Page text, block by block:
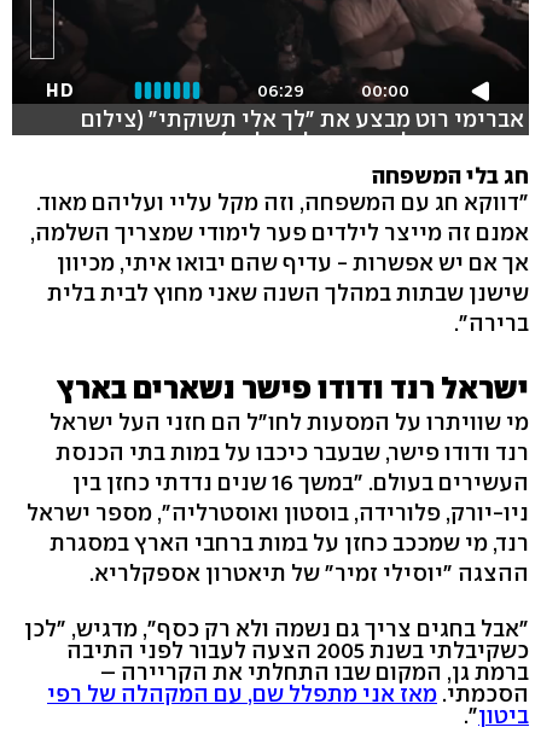
00:00
06:29
HD
אברימי רוט מבצע את "לך אלי תשוקתי" (צילום
ועריכה: אייל ציון - קולנוע לעם)
חג בלי המשפחה
"דווקא חג עם המשפחה, וזה מקל עליי ועליהם מאוד.
אמנם זה מייצר לילדים פער לימודי שמצריך השלמה,
אך אם יש אפשרות - עדיף שהם יבואו איתי, מכיוון
שישנן שבתות במהלך השנה שאני מחוץ לבית בלית
ברירה".
ישראל רנד ודודו פישר נשארים בארץ
מי שוויתרו על המסעות לחו"ל הם חזני העל ישראל
רנד ודודו פישר, שבעבר כיכבו על במות בתי הכנסת
העשירים בעולם. "במשך 16 שנים נדדתי כחזן בין
ניו-יורק, פלורידה, בוסטון ואוסטרליה", מספר ישראל
רנד, מי שמככב כחזן על במות ברחבי הארץ במסגרת
ההצגה "יוסילי זמיר" של תיאטרון אספקלריא.
"אבל בחגים צריך גם נשמה ולא רק כסף", מדגיש, "לכן
כשקיבלתי בשנת 2005 הצעה לעבור לפני התיבה
ברמת גן, המקום שבו התחלתי את הקריירה –
הסכמתי. מאז אני מתפלל שם, עם המקהלה של רפי
ביטון".